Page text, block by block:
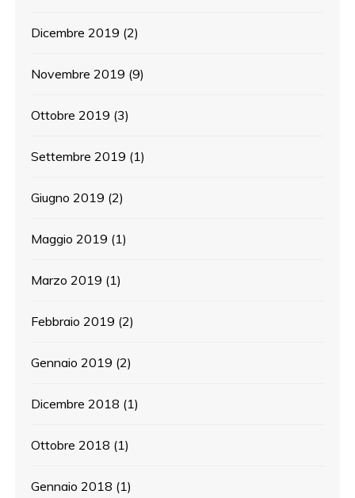
Dicembre 2019 (2)
Novembre 2019 (9)
Ottobre 2019 (3)
Settembre 2019 (1)
Giugno 2019 (2)
Maggio 2019 (1)
Marzo 2019 (1)
Febbraio 2019 (2)
Gennaio 2019 (2)
Dicembre 2018 (1)
Ottobre 2018 (1)
Gennaio 2018 (1)